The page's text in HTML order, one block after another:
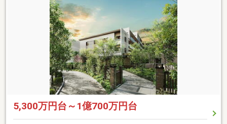
5,300万円台～1億700万円台